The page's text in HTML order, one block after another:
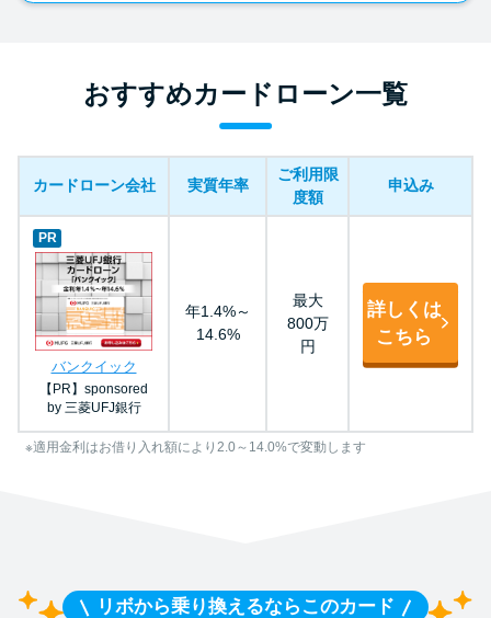
おすすめカードローン一覧
カードローン会社 実質年率
ご利用限
度額
申込み
PR
バンクイック
【PR】sponsored
by 三菱UFJ銀行
年1.4%～
14.6%
最大
800万
円
詳しくは
こちら
※適用金利はお借り入れ額により2.0～14.0%で変動します
リボから乗り換えるならこのカード